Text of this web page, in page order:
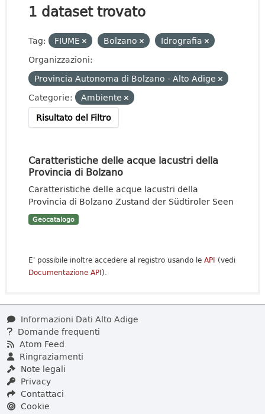
1 dataset trovato
Tag: FIUME Bolzano
Idrografia
Organizzazioni:
Provincia Autonoma di Bolzano - Alto Adige
Categorie:
Ambiente
Risultato del Filtro
Caratteristiche delle acque lacustri della
Provincia di Bolzano
Caratteristiche delle acque lacustri della
Provincia di Bolzano Zustand der Südtiroler Seen
Geocatalogo
E' possibile inoltre accedere al registro usando le API (vedi
Documentazione API).
Informazioni Dati Alto Adige
Domande frequenti
Atom Feed
Ringraziamenti
Note legali
Privacy
Contattaci
Cookie